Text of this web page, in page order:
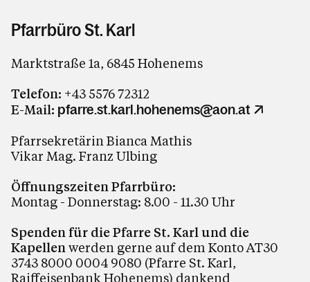
Pfarrbüro St. Karl
Marktstraße 1a, 6845 Hohenems
Telefon: +43 5576 72312
E-Mail: pfarre.st.karl.hohenems@aon.at
Pfarrsekretärin Bianca Mathis
Vikar Mag. Franz Ulbing
Öffnungszeiten Pfarrbüro:
Montag - Donnerstag: 8.00 - 11.30 Uhr
Spenden für die Pfarre St. Karl und die
Kapellenwerden gerne auf dem Konto AT30
3743 8000 0004 9080 (Pfarre St. Karl,
Raiffeisenbank Hohenems) dankend